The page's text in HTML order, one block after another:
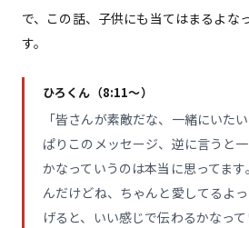
で、この話、子供にも当てはまるよな
す。
ひろくん（8:11〜）
「皆さんが素敵だな、一緒にいた
ぱりこのメッセージ、逆に言うと
かなっていうのは本当に思ってま
んだけどね、ちゃんと愛してるよ
げると、いい感じで伝わるかなって